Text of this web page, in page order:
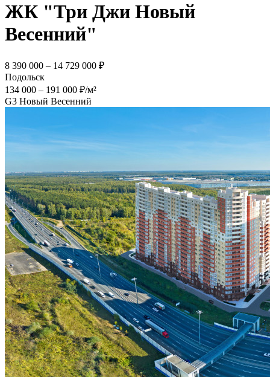
ЖК "Три Джи Новый
Весенний"
8 390 000 – 14 729 000 ₽
Подольск
134 000 – 191 000 ₽/м²
G3 Новый Весенний